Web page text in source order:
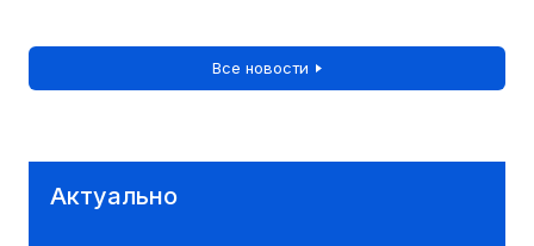
Все новости
Актуально